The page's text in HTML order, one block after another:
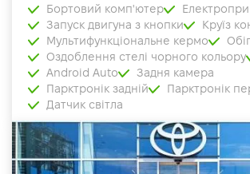
Бортовий комп'ютер
Запуск двигуна з кнопки
Круїз
Мультифункціональне кермо
Оздоблення стелі чорного кольору
Android Auto
Задня камера
Парктронік задній
Парктронік
Датчик світла